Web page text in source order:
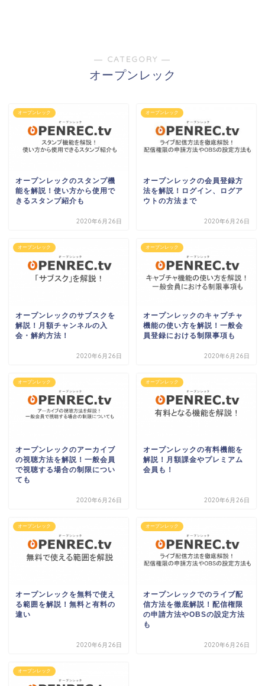
― CATEGORY ―
オープンレック
オープンレック
オープンレックのスタンプ機
能を解説！使い方から使用で
きるスタンプ紹介も
2020年6月26日
オープンレック
オープンレックの会員登録方
法を解説！ログイン、ログア
ウトの方法まで
2020年6月26日
オープンレック
オープンレックのサブスクを
解説！月額チャンネルの入
会・解約方法！
2020年6月26日
オープンレック
オープンレックのキャプチャ
機能の使い方を解説！一般会
員登録における制限事項も
2020年6月26日
オープンレック
オープンレックのアーカイブ
の視聴方法を解説！一般会員
で視聴する場合の制限につい
ても
2020年6月26日
オープンレック
オープンレックの有料機能を
解説！月額課金やプレミアム
会員も！
2020年6月26日
オープンレック
オープンレックを無料で使え
る範囲を解説！無料と有料の
違い
2020年6月26日
オープンレック
オープンレックでのライブ配
信方法を徹底解説！配信権限
の申請方法やOBSの設定方法
も
2020年6月26日
オープンレック